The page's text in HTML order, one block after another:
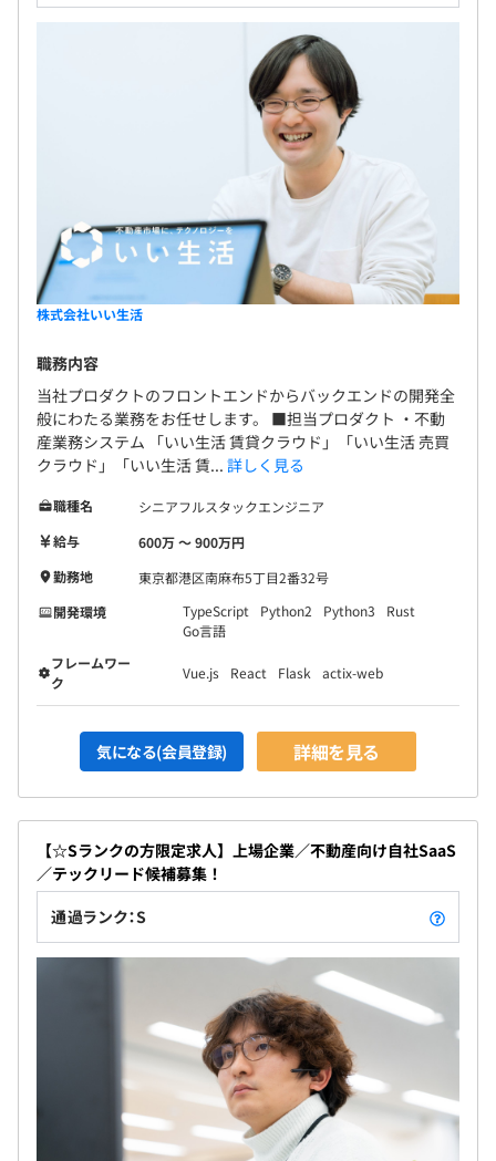
株式会社いい生活
職務内容
当社プロダクトのフロントエンドからバックエンドの開発全
般にわたる業務をお任せします。 ■担当プロダクト ・不動
産業務システム 「いい生活 賃貸クラウド」「いい生活 売買
クラウド」「いい生活 賃... 詳しく見る
職種名
シニアフルスタックエンジニア
給与
600万 〜 900万円
勤務地
東京都港区南麻布5丁目2番32号
開発環境
TypeScript Python2 Python3
Rust
Go言語
フレームワー
ク
Vue.js React Flask actix-web
気になる(会員登録) 詳細を見る
【☆Sランクの方限定求人】上場企業／不動産向け自社SaaS
／テックリード候補募集！
通過ランク：S